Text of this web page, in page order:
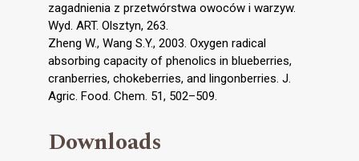
zagadnienia z przetwórstwa owoców i warzyw.
Wyd. ART. Olsztyn, 263.
Zheng W., Wang S.Y., 2003. Oxygen radical
absorbing capacity of phenolics in blueberries,
cranberries, chokeberries, and lingonberries. J.
Agric. Food. Chem. 51, 502–509.
Downloads